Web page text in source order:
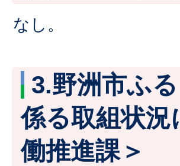
なし。
3.野洲市ふ
係る取組状況
働推進課＞